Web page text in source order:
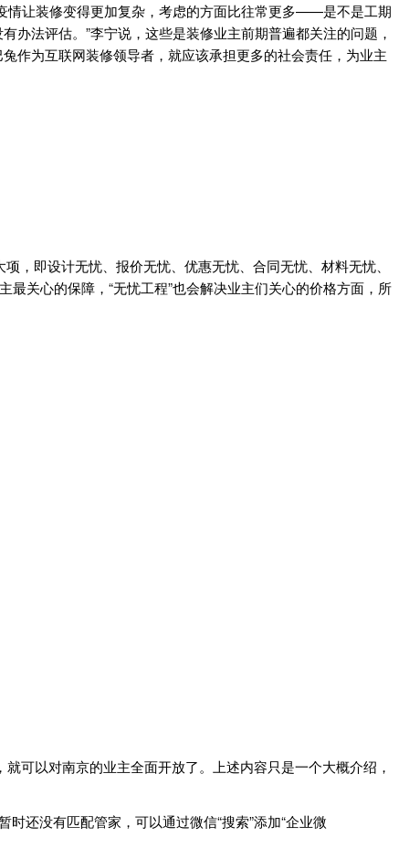
情让装修变得更加复杂，考虑的方面比往常更多——是不是工期
法评估。”李宁说，这些是装修业主前期普遍都关注的问题，
作为互联网装修领导者，就应该承担更多的社会责任，为业主
，即设计无忧、报价无忧、优惠无忧、合同无忧、材料无忧、
关心的保障，“无忧工程”也会解决业主们关心的价格方面，所
可以对南京的业主全面开放了。上述内容只是一个大概介绍，
还没有匹配管家，可以通过微信“搜索”添加“企业微